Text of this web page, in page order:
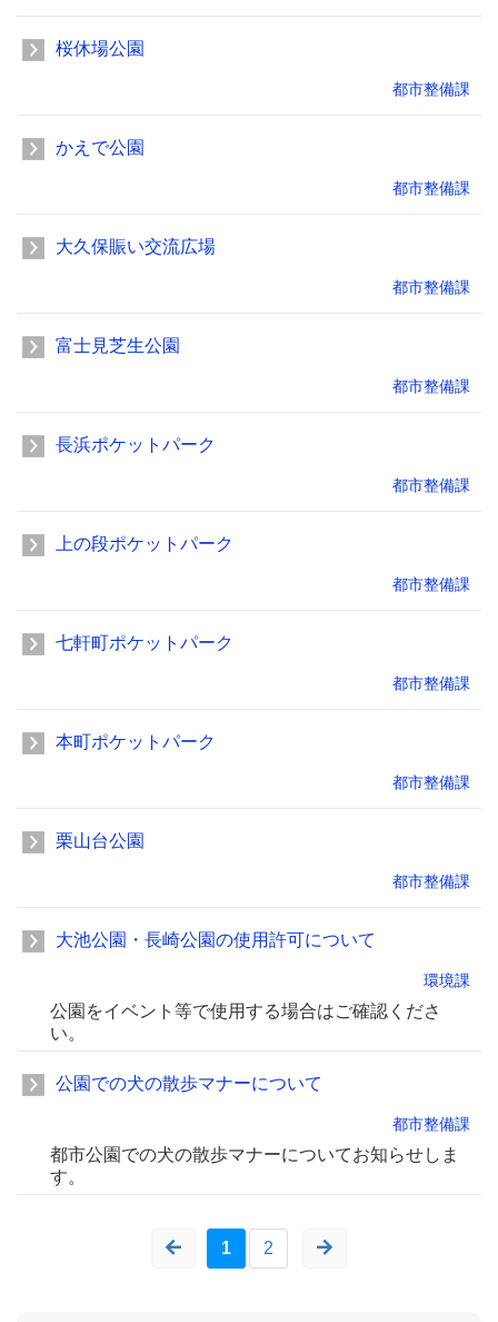
桜休場公園
都市整備課
かえで公園
都市整備課
大久保賑い交流広場
都市整備課
富士見芝生公園
都市整備課
長浜ポケットパーク
都市整備課
上の段ポケットパーク
都市整備課
七軒町ポケットパーク
都市整備課
本町ポケットパーク
都市整備課
栗山台公園
都市整備課
大池公園・長崎公園の使用許可について
環境課
公園をイベント等で使用する場合はご確認くださ
い。
公園での犬の散歩マナーについて
都市整備課
都市公園での犬の散歩マナーについてお知らせしま
す。
1 2